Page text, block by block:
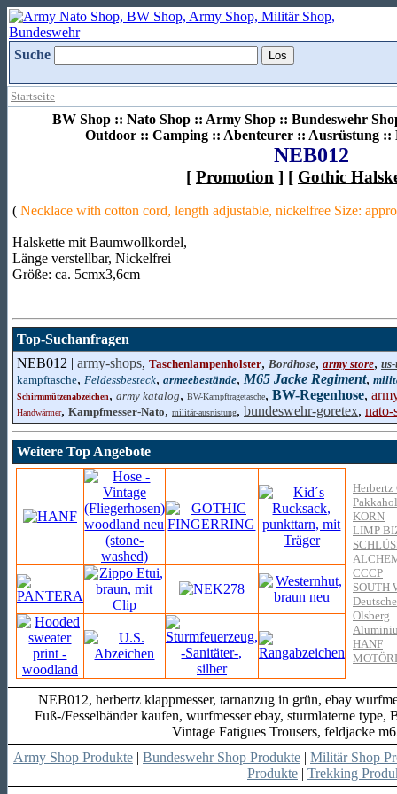
Suche
Startseite
BW Shop :: Nato Shop :: Army Shop :: Bundeswehr
Outdoor :: Camping :: Abenteurer :: Ausrüstung ::
NEB012
[ Promotion ] [ Gothic
( Necklace with cotton cord, length adjustable, nickelfree Size:
Halskette mit Baumwollkordel,
Länge verstellbar, Nickelfrei
Größe: ca. 5cmx3,6cm
Top-Suchanfragen
NEB012 | army-shops, Taschenlampenholster, Bordhose, army store,
kampftasche, Feldessbesteck, armeebestände, M65 Jacke Regiment,
Schirmmützenabzeichen, army katalog, BW-Kampftragetasche, BW-Regenhose,
Handwärmer, Kampfmesser-Nato, militär-ausrüstung, bundeswehr-goretex, nato-
Weitere Top Angebote
Herbertz
KORN
LIMP
CCCP
SOUTH
Olsberg
HANF
NEB012, herbertz klappmesser, tarnanzug in grün, ebay
Fuß-/Fesselbänder kaufen, wurfmesser ebay, sturmlaterne
Vintage Fatigues Trousers, feldjacke
Army Shop Produkte | Bundeswehr Shop Produkte | Militär Shop
Produkte | Trekking